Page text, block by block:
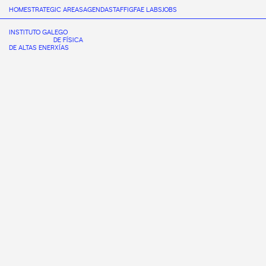
HOMESTRATEGIC AREASAGENDASTAFFIGFAE LABSJOBS
INSTITUTO GALEGO
DE FÍSICA
DE ALTAS ENERXÍAS